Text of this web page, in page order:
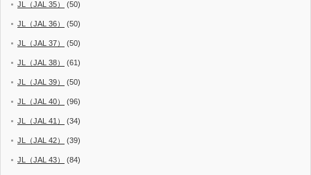
JL（JAL 35） (50)
JL（JAL 36） (50)
JL（JAL 37） (50)
JL（JAL 38） (61)
JL（JAL 39） (50)
JL（JAL 40） (96)
JL（JAL 41） (34)
JL（JAL 42） (39)
JL（JAL 43） (84)